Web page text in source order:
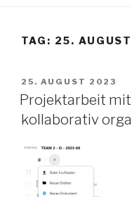
TAG: 25.
VERÖFFENTLICHT
AM
25. AUGUST 2023
Projektarbeit
kollaborativ